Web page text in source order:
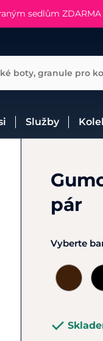
od Cassini! CHCI
AŽ 70% 😮
sedlům ZDARMA
boty, granule pro
Služby
pár
Vyberte